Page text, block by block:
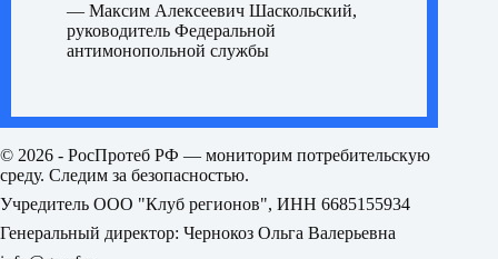
— Максим Алексеевич Шаскольский,
руководитель Федеральной
антимонопольной службы
© 2026 - РосПротеб РФ — мониторим потребительскую
среду. Следим за безопасностью.
Учредитель ООО "Клуб регионов", ИНН 6685155934
Генеральный директор: Чернокоз Ольга Валерьевна